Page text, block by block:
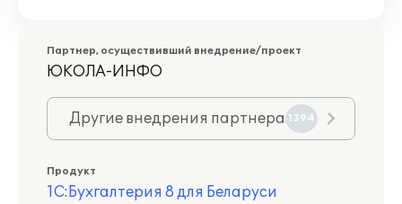
Партнер, осуществивший внедрение/проект
ЮКОЛА-ИНФО
Другие внедрения партнера 1394
Продукт
1С:Бухгалтерия 8 для Беларуси